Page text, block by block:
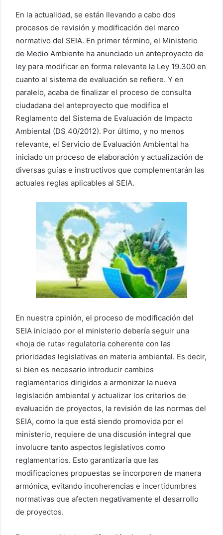
En la actualidad, se están llevando a cabo dos
procesos de revisión y modificación del marco
normativo del SEIA. En primer término, el Ministerio
de Medio Ambiente ha anunciado un anteproyecto de
ley para modificar en forma relevante la Ley 19.300 en
cuanto al sistema de evaluación se refiere. Y en
paralelo, acaba de finalizar el proceso de consulta
ciudadana del anteproyecto que modifica el
Reglamento del Sistema de Evaluación de Impacto
Ambiental (DS 40/2012). Por último, y no menos
relevante, el Servicio de Evaluación Ambiental ha
iniciado un proceso de elaboración y actualización de
diversas guías e instructivos que complementarán las
actuales reglas aplicables al SEIA.
En nuestra opinión, el proceso de modificación del
SEIA iniciado por el ministerio debería seguir una
«hoja de ruta» regulatoria coherente con las
prioridades legislativas en materia ambiental. Es decir,
si bien es necesario introducir cambios
reglamentarios dirigidos a armonizar la nueva
legislación ambiental y actualizar los criterios de
evaluación de proyectos, la revisión de las normas del
SEIA, como la que está siendo promovida por el
ministerio, requiere de una discusión integral que
involucre tanto aspectos legislativos como
reglamentarios. Esto garantizaría que las
modificaciones propuestas se incorporen de manera
armónica, evitando incoherencias e incertidumbres
normativas que afecten negativamente el desarrollo
de proyectos.